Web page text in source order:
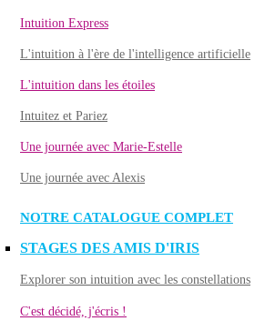
Intuition Express
L'intuition à l'ère de l'intelligence artificielle
L'intuition dans les étoiles
Intuitez et Pariez
Une journée avec Marie-Estelle
Une journée avec Alexis
NOTRE CATALOGUE COMPLET
STAGES DES AMIS D'IRIS
Explorer son intuition avec les constellations
C'est décidé, j'écris !